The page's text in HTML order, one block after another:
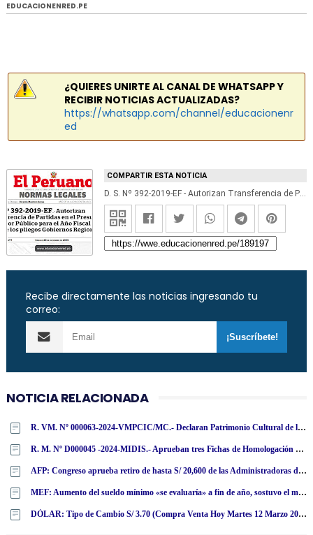
EDUCACIONENRED.PE
¿QUIERES UNIRTE AL CANAL DE WHATSAPP Y
RECIBIR NOTICIAS ACTUALIZADAS?
https://whatsapp.com/channel/educacionenr
ed
COMPARTIR ESTA NOTICIA
D. S. Nº 392-2019-EF - Autorizan Transferencia de Partidas en el Presupuesto del Sector Público para el Año Fiscal 2019 a favor de los pliegos Gobiernos Regionales [Descargar Anexos .PDF]
Recibe directamente las noticias ingresando tu
correo:
NOTICIA RELACIONADA
R. VM. Nº 000063-2024-VMPCIC/MC.- Declaran Patrimonio Cultural de la Nación cincuenta bienes muebles repatriados de la República Federal de Alemania
R. M. Nº D000045 -2024-MIDIS.- Aprueban tres Fichas de Homologación de Buzos de Poliéster en Polar
AFP: Congreso aprueba retiro de hasta S/ 20,600 de las Administradoras de Fondo de Pensiones
MEF: Aumento del sueldo mínimo «se evaluaría» a fin de año, sostuvo el ministro de Economía y Finanzas, José Arista
DÓLAR: Tipo de Cambio S/ 3.70 (Compra Venta Hoy Martes 12 Marzo 2024)